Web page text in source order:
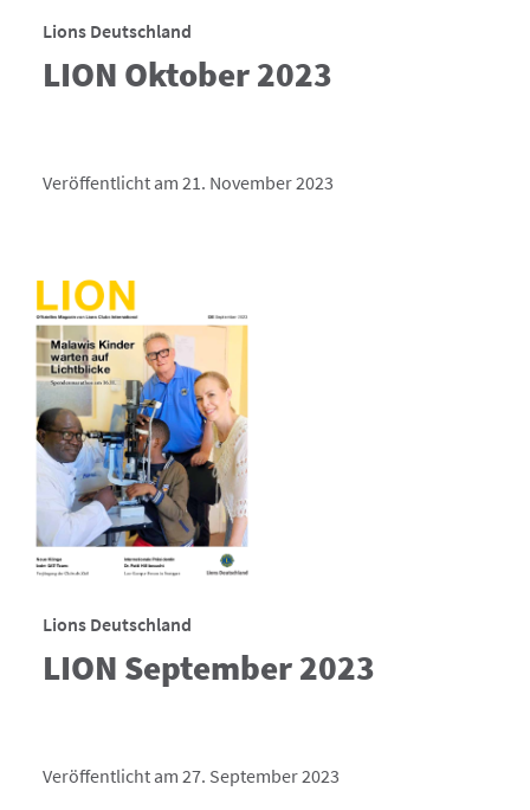
Lions Deutschland
LION Oktober 2023
Veröffentlicht am 21. November 2023
Lions Deutschland
LION September 2023
Veröffentlicht am 27. September 2023